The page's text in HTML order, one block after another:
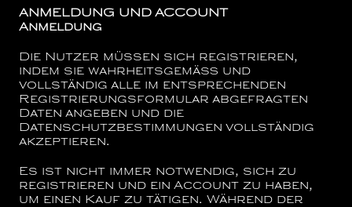
ANMELDUNG UND ACCOUNT
Anmeldung
Die Nutzer müssen sich registrieren,
indem sie wahrheitsgemäß und
vollständig alle im entsprechenden
Registrierungsformular abgefragten
Daten angeben und die
Datenschutzbestimmungen vollständig
akzeptieren.
Es ist nicht immer notwendig, sich zu
registrieren und ein Account zu haben,
um einen Kauf zu tätigen. Während der